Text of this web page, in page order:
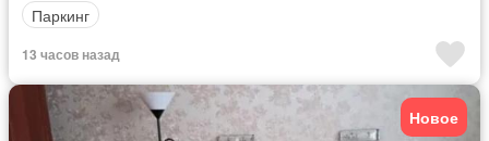
Паркинг
13 часов назад
Новое